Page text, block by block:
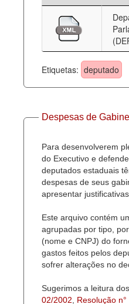
Deputados Estaduais
Administração
Legislação
Agenda
Perguntas frequentes
Etiquetas: deputado
Despesas de
Para desenvolverem
do Executivo e
deputados estaduais
despesas de seus
apresentar
Este arquivo contém
agrupadas por tipo,
(nome e CNPJ) do
gastos feitos pelos
sofrer alterações no
Sugerimos a leitura
02/2002
Resolução n°